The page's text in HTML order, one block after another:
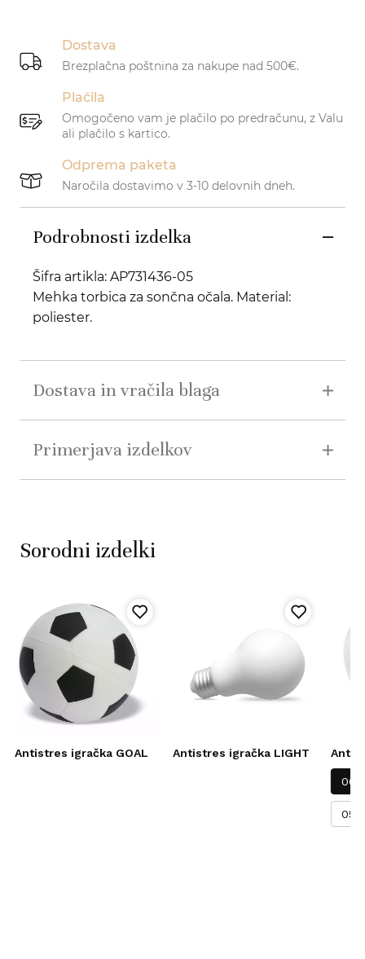
Dostava
Brezplačna poštnina za nakupe nad 500€.
Plačila
Omogočeno vam je plačilo po predračunu, z Valu
ali plačilo s kartico.
Odprema paketa
Naročila dostavimo v 3-10 delovnih dneh.
Podrobnosti izdelka
Šifra artikla: AP731436-05
Mehka torbica za sončna očala. Material:
poliester.
Dostava in vračila blaga
Primerjava izdelkov
Sorodni izdelki
Antistres igračka GOAL Antistres igračka LIGHT
06-
05-